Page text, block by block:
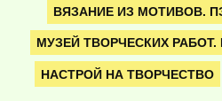
ВЯЗАНИЕ ИЗ МОТИВОВ.
МУЗЕЙ ТВОРЧЕСКИХ
НАСТРОЙ НА ТВОРЧЕСТВО